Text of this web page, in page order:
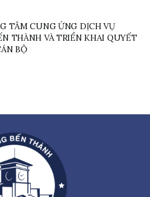
TÂM CUNG ỨNG DỊCH VỤ
THÀNH VÀ TRIỂN KHAI QUYẾT
BỘ